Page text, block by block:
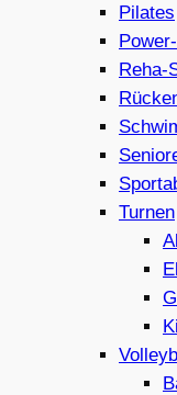
Pilates
Reha-
Turnen